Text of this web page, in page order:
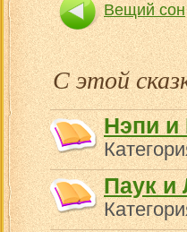
Вещий сон
С этой
Нэпи и
Паук и